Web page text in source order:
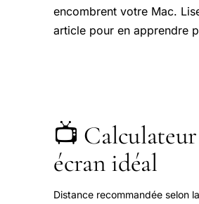
encombrent votre Mac.
article pour en apprendre
📺
écran idéal
Distance recommandée selon